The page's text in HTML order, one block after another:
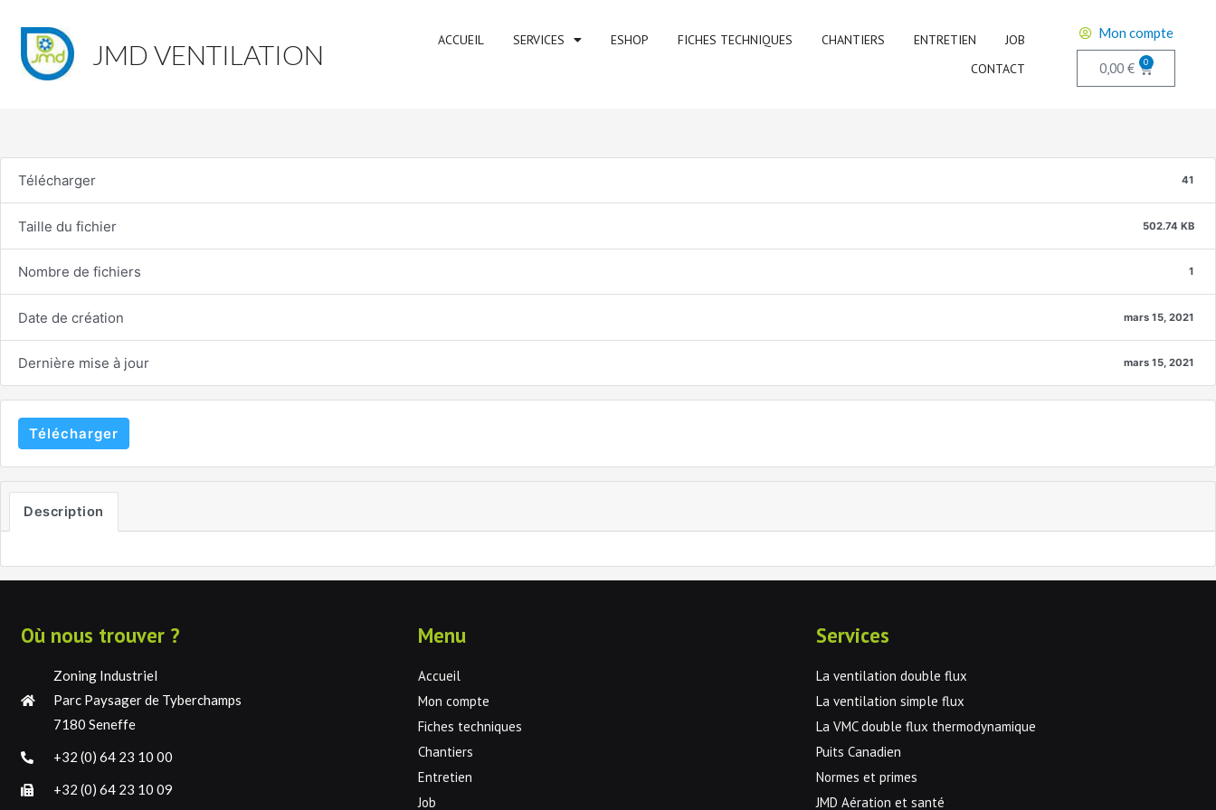
JMD VENTILATION ACCUEIL SERVICES ESHOP FICHES TECHNIQUES CHANTIERS ENTRETIEN
JOB
CONTACT
Mon compte
0,00€ 0
Télécharger 41
Taille du fichier 502.74 KB
Nombre de fichiers 1
Date de création mars 15, 2021
Dernière mise à jour mars 15, 2021
Télécharger
Description
Où nous trouver ?
Zoning Industriel
Parc Paysager de Tyberchamps
7180 Seneffe
+32 (0) 64 23 10 00
+32 (0) 64 23 10 09
Menu
Accueil
Mon compte
Fiches techniques
Chantiers
Entretien
Job
Services
La ventilation double flux
La ventilation simple flux
La VMC double flux thermodynamique
Puits Canadien
Normes et primes
JMD Aération et santé